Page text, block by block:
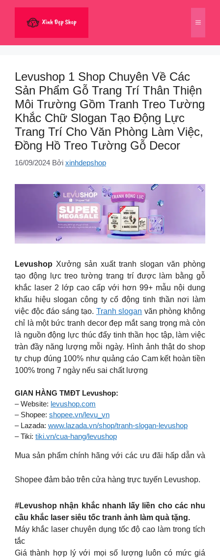
dung
Menu
Levushop 1 Shop Chuyên Về Các
Sản Phẩm Gỗ Trang Trí Thân Thiện
Môi Trường Gồm Tranh Treo Tường
Khắc Chữ Slogan Tạo Động Lực
Trang Trí Cho Văn Phòng Làm Việc,
Đồng Hồ Treo Tường Gỗ Decor
16/09/2024 Bởi xinhdepshop
Levushop Xưởng sản xuất tranh slogan văn phòng
tạo động lực treo tường trang trí được làm bằng gỗ
khắc laser 2 lớp cao cấp với hơn 99+ mẫu nội dung
khẩu hiệu slogan công ty cổ động tinh thần nơi làm
việc độc đáo sáng tạo. Tranh slogan văn phòng không
chỉ là một bức tranh decor đẹp mắt sang trọng mà còn
là nguồn động lực thúc đẩy tinh thần học tập, làm việc
tràn đầy năng lượng mỗi ngày. Hình ảnh thật do shop
tự chụp đúng 100% như quảng cáo Cam kết hoàn tiền
100% trong 7 ngày nếu sai chất lượng
GIAN HÀNG TMĐT Levushop:
– Website: levushop.com
– Shopee: shopee.vn/levu_vn
– Lazada: www.lazada.vn/shop/tranh-slogan-levushop
– Tiki: tiki.vn/cua-hang/levushop
Mua sản phẩm chính hãng với các ưu đãi hấp dẫn và
Shopee đảm bảo trên cửa hàng trực tuyến Levushop.
#Levushop nhận khắc nhanh lấy liền cho các nhu
cầu khắc laser siêu tốc tranh ảnh làm quà tặng.
Máy khắc laser chuyên dụng tốc độ cao làm trong tích
tắc
Giá thành hợp lý với mọi số lượng luôn có mức giá